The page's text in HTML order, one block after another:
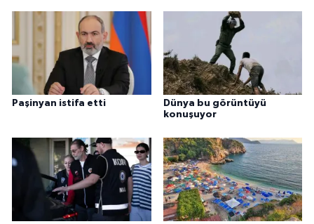
Paşinyan istifa etti
Dünya bu görüntüyü
konuşuyor